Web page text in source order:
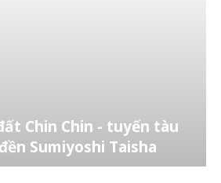
Chin Chin - tuyến tàu
Sumiyoshi Taisha